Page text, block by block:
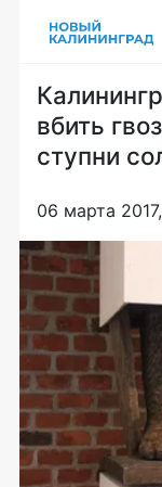
вбить
ступни
06 марта